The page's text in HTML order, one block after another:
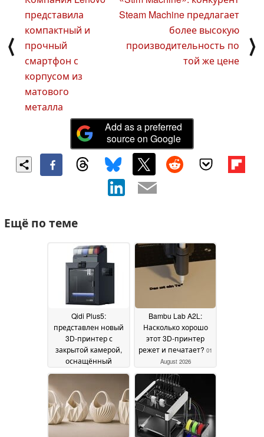
⟨
представила
компактный и
прочный
смартфон с
корпусом из
матового
металла
Steam Machine предлагает
более высокую
производительность по
той же цене
⟩
Add as a preferred
source on Google
Ещё по теме
Qidi Plus5:
представлен новый
3D-принтер с
закрытой камерой,
оснащённый
системой нагрева
нагревательным
элементом с
температурой до 370
°C
Bambu Lab A2L:
Насколько хорошо
этот 3D-принтер
режет и печатает? 01
August 2026